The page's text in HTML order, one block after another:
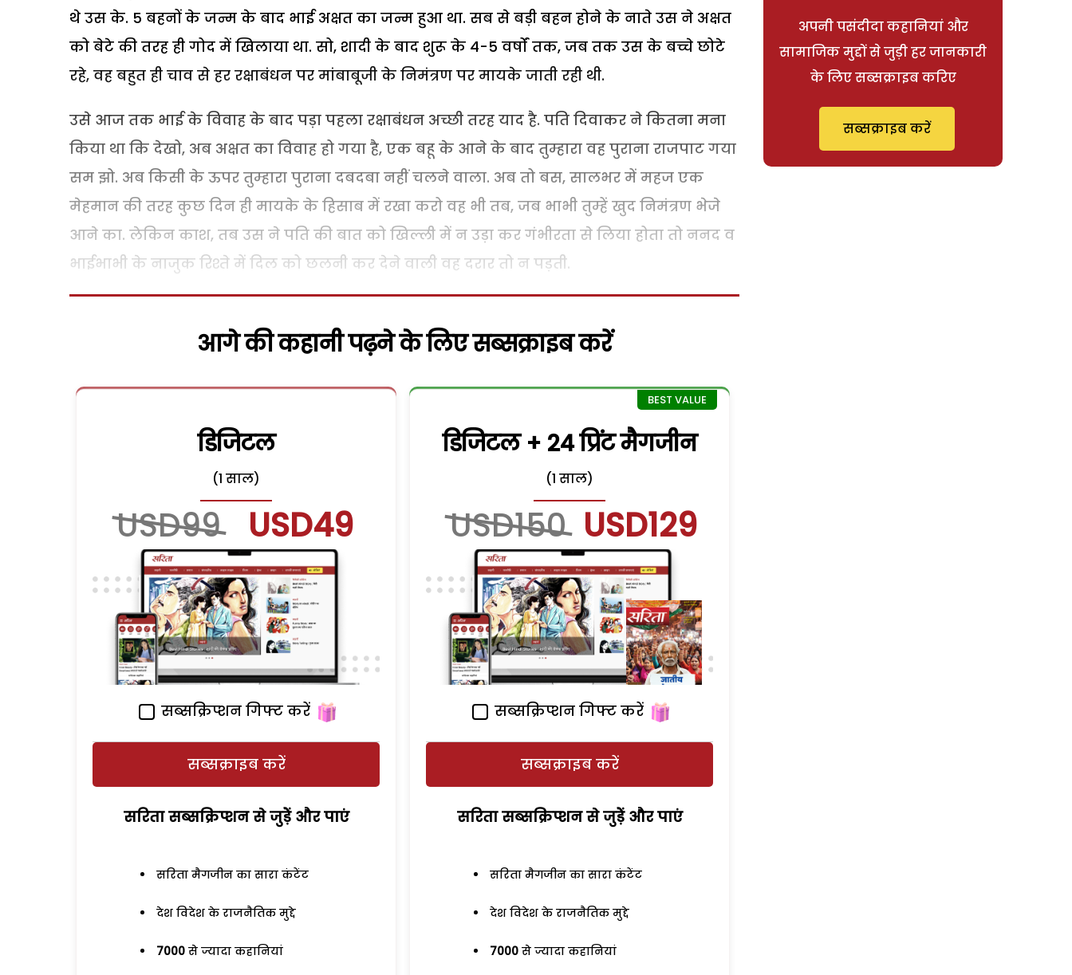
थे उस के. 5 बहनों के जन्म के बाद भाई अक्षत का जन्म हुआ था. सब से बड़ी बहन होने के नाते उस ने अक्षत
को बेटे की तरह ही गोद में खिलाया था. सो, शादी के बाद शुरू के 4-5 वर्षों तक, जब तक उस के बच्चे छोटे
रहे, वह बहुत ही चाव से हर रक्षाबंधन पर मांबाबूजी के निमंत्रण पर मायके जाती रही थी.
उसे आज तक भाई के विवाह के बाद पड़ा पहला रक्षाबंधन अच्छी तरह याद है. पति दिवाकर ने कितना मना
किया था कि देखो, अब अक्षत का विवाह हो गया है, एक बहू के आने के बाद तुम्हारा वह पुराना राजपाट गया
सम झो. अब किसी के ऊपर तुम्हारा पुराना दबदबा नहीं चलने वाला. अब तो बस, सालभर में महज एक
मेहमान की तरह कुछ दिन ही मायके के हिसाब में रखा करो वह भी तब, जब भाभी तुम्हें खुद निमंत्रण भेजे
आने का. लेकिन काश, तब उस ने पति की बात को खिल्ली में न उड़ा कर गंभीरता से लिया होता तो ननद व
भाईभाभी के नाजुक रिश्ते में दिल को छलनी कर देने वाली वह दरार तो न पड़ती.
आगे की कहानी पढ़ने के लिए सब्सक्राइब करें
डिजिटल
(1 साल)
USD99 USD49
सब्सक्रिप्शन गिफ्ट करें
सब्सक्राइब करें
सरिता सब्सक्रिप्शन से जुड़ेें और पाएं
सरिता मैगजीन का सारा कंटेंट
देश विदेश के राजनैतिक मुद्दे
7000 से ज्यादा कहानियां
डिजिटल + 24 प्रिंट मैगजीन
(1 साल)
USD150 USD129
सब्सक्रिप्शन गिफ्ट करें
सब्सक्राइब करें
सरिता सब्सक्रिप्शन से जुड़ेें और पाएं
सरिता मैगजीन का सारा कंटेंट
देश विदेश के राजनैतिक मुद्दे
7000 से ज्यादा कहानियां
अपनी पसंदीदा कहानियां और
सामाजिक मुद्दों से जुड़ी हर जानकारी
के लिए सब्सक्राइब करिए
सब्सक्राइब करें